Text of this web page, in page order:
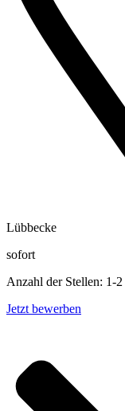
Lübbecke
sofort
Anzahl der Stellen: 1-2
Jetzt bewerben